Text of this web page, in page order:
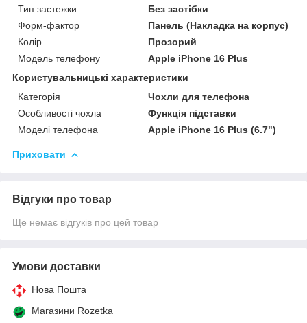
Тип застежки
Без застібки
Форм-фактор
Панель (Накладка на корпус)
Колір
Прозорий
Модель телефону
Apple iPhone 16 Plus
Користувальницькі характеристики
Категорія
Чохли для телефона
Особливості чохла
Функція підставки
Моделі телефона
Apple iPhone 16 Plus (6.7")
Приховати
Відгуки про товар
Ще немає відгуків про цей товар
Умови доставки
Нова Пошта
Магазини Rozetka